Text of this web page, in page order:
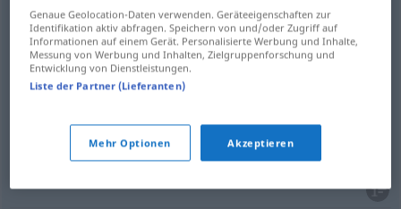
schnupfen fiutaretabacco
wittern fiutare JAGD
ahnen fiutare
Genaue Geolocation-Daten verwenden. Geräteeigenschaften zur
Identifikation aktiv abfragen. Speichern von und/oder Zugriff auf
Informationen auf einem Gerät. Personalisierte Werbung und Inhalte,
Messung von Werbung und Inhalten, Zielgruppenforschung und
Entwicklung von Dienstleistungen.
Liste der Partner (Lieferanten)
Mehr Optionen Akzeptieren